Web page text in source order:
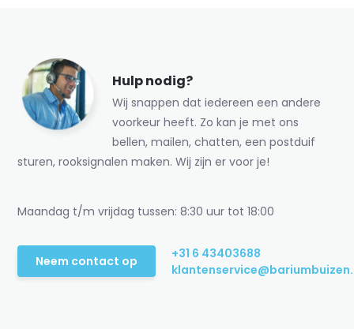
Hulp nodig?
Wij snappen dat iedereen een andere
voorkeur heeft. Zo kan je met ons
bellen, mailen, chatten, een postduif
sturen, rooksignalen maken. Wij zijn er voor je!
Maandag t/m vrijdag tussen: 8:30 uur tot 18:00
Neem contact op
+31 6 43403688